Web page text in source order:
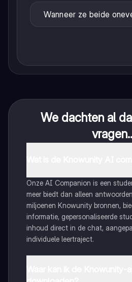
Wanneer ze beide
We dachten al
Onze AI Companion is een
meer biedt dan alleen
miljoenen Knowunity bronnen,
informatie, gepersonaliseerde
inhoud direct in de chat,
individuele leertraject.